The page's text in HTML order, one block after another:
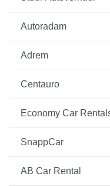
Autoradam
Adrem
Centauro
Economy Car
SnappCar
AB Car Rental